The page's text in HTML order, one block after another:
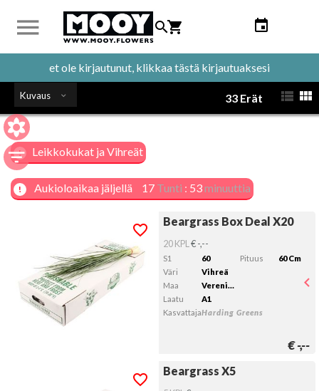
et ole kirjautunut, klikkaa tästä kirjautuaksesi
Kuvaus 33 Erät
Leikkokukat ja Vihreät
Aukioloaikaa jäljellä 17 Tunti : 53minuuttia
Beargrass Box Deal X20
20 KPL € -,--
S1 60 Pituus
60 Cm
Väri
Vihreä
Maa
Verenigde Staten
Laatu
A1
KasvattajaHarding Greens
€-,--
Beargrass Box Deal X20
Kelvollista lähtöpäivää ei ole valittu.
Beargrass X5